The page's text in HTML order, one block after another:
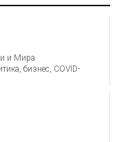
и Мира.
бизнес, COVID-